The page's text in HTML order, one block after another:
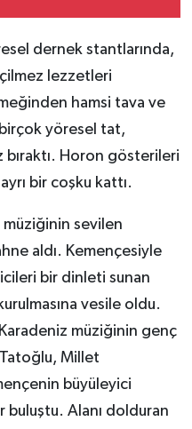
dernek stantlarında,
lezzetleri
hamsi tava ve
birçok yöresel tat,
bıraktı. Horon gösterileri
bir coşku kattı.
sevilen
aldı. Kemençesiyle
bir dinleti sunan
vesile oldu.
müziğinin genç
Millet
büyüleyici
buluştu. Alanı dolduran